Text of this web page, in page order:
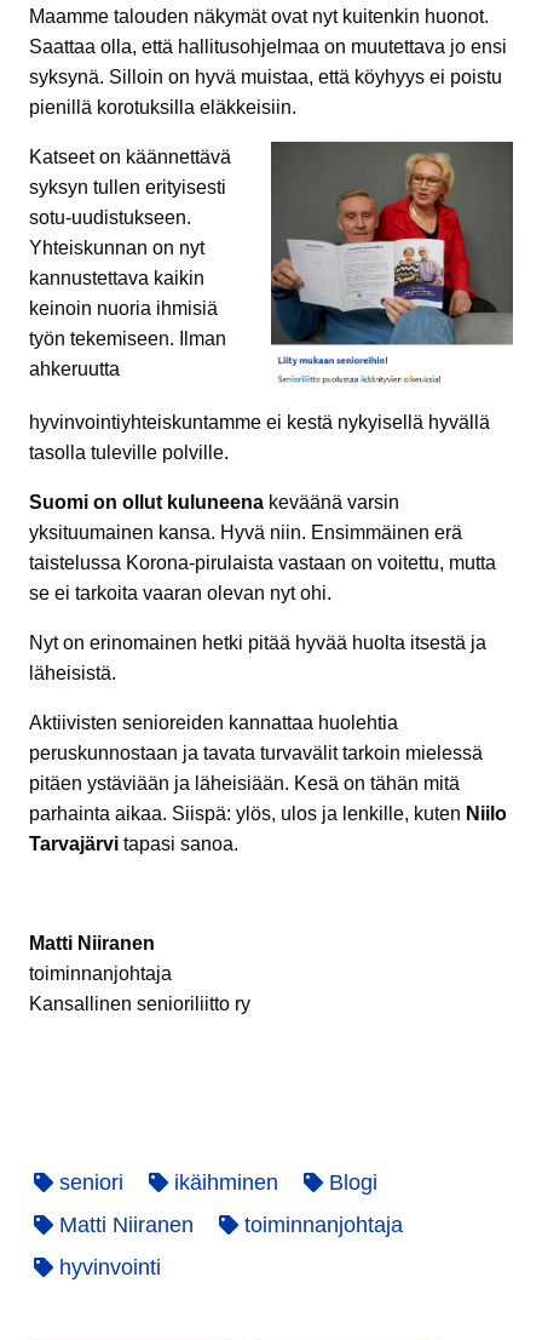
Maamme talouden näkymät ovat nyt kuitenkin huonot.
Saattaa olla, että hallitusohjelmaa on muutettava jo ensi
syksynä. Silloin on hyvä muistaa, että köyhyys ei poistu
pienillä korotuksilla eläkkeisiin.
Katseet on käännettävä
syksyn tullen erityisesti
sotu-uudistukseen.
Yhteiskunnan on nyt
kannustettava kaikin
keinoin nuoria ihmisiä
työn tekemiseen. Ilman
ahkeruutta
hyvinvointiyhteiskuntamme ei kestä nykyisellä hyvällä
tasolla tuleville polville.
Suomi on ollut kuluneena keväänä varsin
yksituumainen kansa. Hyvä niin. Ensimmäinen erä
taistelussa Korona-pirulaista vastaan on voitettu, mutta
se ei tarkoita vaaran olevan nyt ohi.
Nyt on erinomainen hetki pitää hyvää huolta itsestä ja
läheisistä.
Aktiivisten senioreiden kannattaa huolehtia
peruskunnostaan ja tavata turvavälit tarkoin mielessä
pitäen ystäviään ja läheisiään. Kesä on tähän mitä
parhainta aikaa. Siispä: ylös, ulos ja lenkille, kuten Niilo
Tarvajärvi tapasi sanoa.
Matti Niiranen
toiminnanjohtaja
Kansallinen senioriliitto ry
seniori ikäihminen
Blogi
Matti Niiranen
toiminnanjohtaja
hyvinvointi